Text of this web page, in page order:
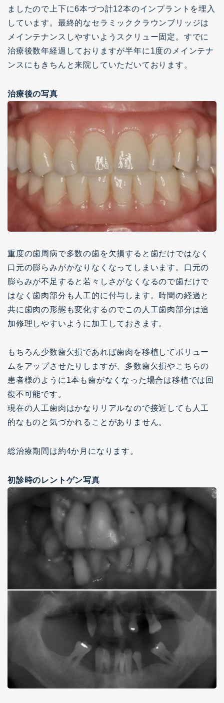
カウンセリング専用
LINEビデオ相談
カウンセリング専用
予約の変更・キャンセルはお電話で
03-5430-6600
月火水金 9:30～13:00 14:00～18:30 / 土曜日 9:00-15:00
ましたので上下に6本づつ計12本のインプラントを埋入
しています。最終的なセラミッククラウンブリッジは
メインテナンスしやすいようスクリュー固定。すでに
治療後数年経過しておりますが半年に1度のメインテナ
ンスにもきちんと来院していただいております。
治療後の写真
重度の歯周病で多数の歯を欠損すると歯だけではなく
口元の膨らみがかなりなくなってしまいます。口元の
膨らみが不足すると若々しさがなくなるので歯だけで
はなく歯肉部分も人工的に付与します。時間の経過と
共に歯肉の形態も変化するのでこの人工歯肉部分は追
加修理しやすいように加工しておきます。
もちろん少数歯欠損であれば歯肉を移植してボリュー
ムをアップさせたりしますが、多数歯欠損やこちらの
患者様のように1本も歯がなくなった場合は移植では回
復不可能です。
現在の人工歯肉はかなりリアルなので接近しても人工
的なものと気づかれることがありません。
総治療期間は約4か月になります。
初診時のレントゲン写真